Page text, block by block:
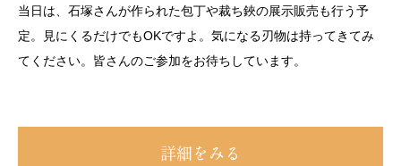
当日は、石塚さんが作られた包丁や裁ち鋏の展示販売も行う予
定。見にくるだけでもOKですよ。気になる刃物は持ってきてみ
てください。皆さんのご参加をお待ちしています。
詳細をみる